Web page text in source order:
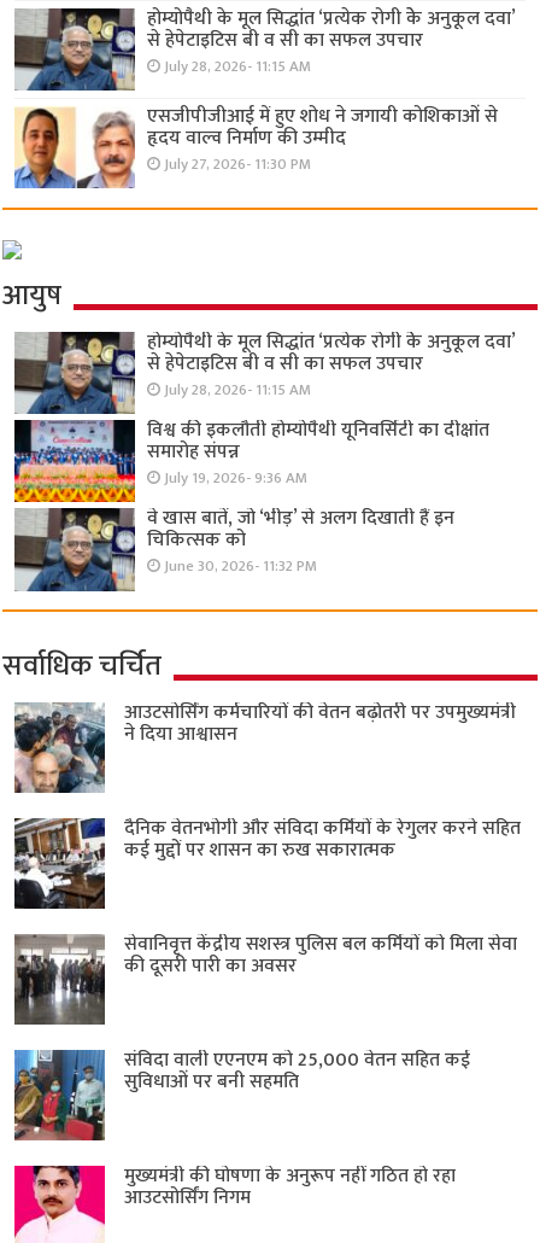
होम्योपैथी के मूल सिद्धांत ‘प्रत्येक रोगी केे अनुकूल दवा’
से हेपेटाइटिस बी व सी का सफल उपचार
July 28, 2026- 11:15 AM
एसजीपीजीआई में हुए शोध ने जगायी कोशिकाओं से
हृदय वाल्व निर्माण की उम्मीद
July 27, 2026- 11:30 PM
आयुष
होम्योपैथी के मूल सिद्धांत ‘प्रत्येक रोगी केे अनुकूल दवा’
से हेपेटाइटिस बी व सी का सफल उपचार
July 28, 2026- 11:15 AM
विश्व की इकलौती होम्योपैथी यूनिवर्सिटी का दीक्षांत
समारोह संपन्न
July 19, 2026- 9:36 AM
वे खास बातें, जो ‘भीड़’ से अलग दिखाती हैं इन
चिकित्सक को
June 30, 2026- 11:32 PM
सर्वाधिक चर्चित
आउटसोर्सिंग कर्मचारियों की वेतन बढ़ोतरी पर उपमुख्यमंत्री
ने दिया आश्वासन
दैनिक वेतनभोगी और संविदा कर्मियों के रेगुलर करने सहित
कई मुद्दों पर शासन का रुख सकारात्मक
सेवानिवृत्त केंद्रीय सशस्त्र पुलिस बल ​कर्मियों को मिला सेवा
की दूसरी पारी का अवसर
संविदा वाली एएनएम को 25,000 वेतन सहित कई
सुविधाओं पर बनी सहमति
मुख्यमंत्री की घोषणा के अनुरूप नहीं गठित हो रहा
आउटसोर्सिंग निगम